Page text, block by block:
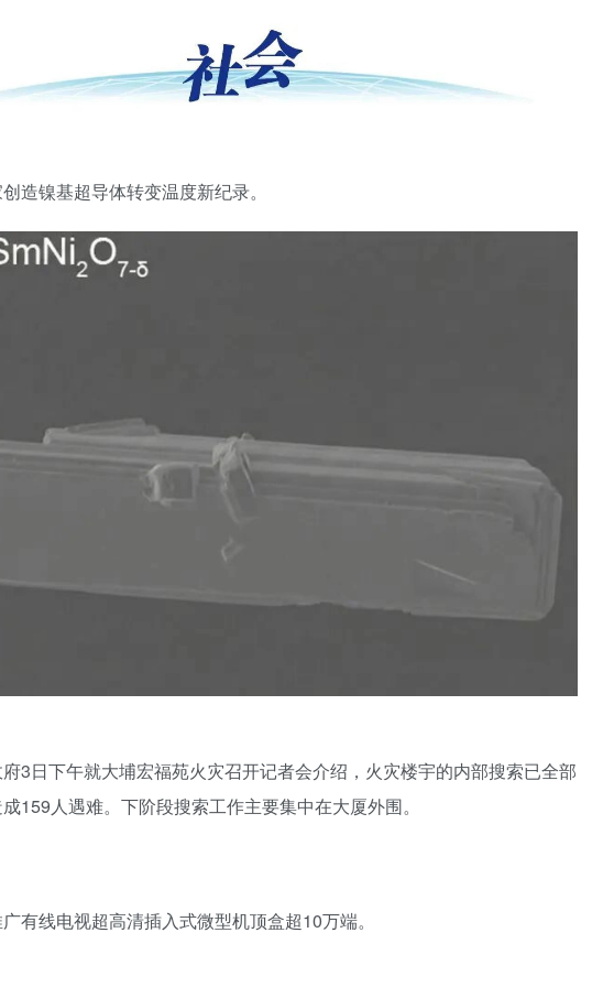
造镍基超导体转变温度新纪录。
3日下午就大埔宏福苑火灾召开记者会介绍，火灾楼宇的内部搜索已全部
159人遇难。下阶段搜索工作主要集中在大厦外围。
有线电视超高清插入式微型机顶盒超10万端。